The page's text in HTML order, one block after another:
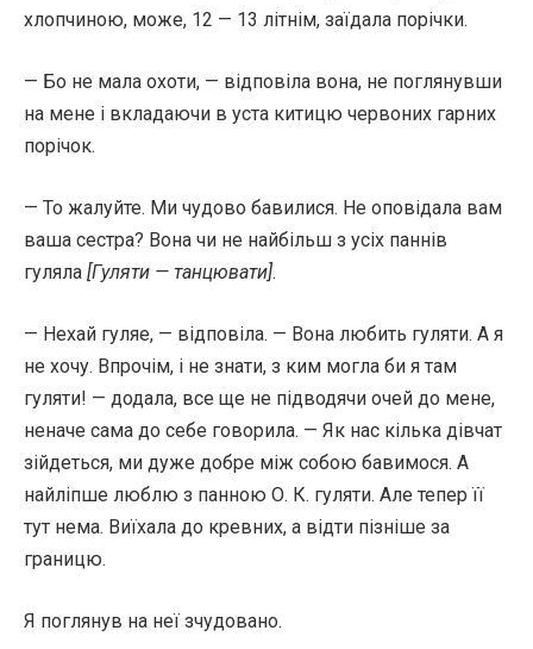
хлопчиною, може, 12 — 13 літнім, заїдала порічки.
— Бо не мала охоти, — відповіла вона, не поглянувши
на мене і вкладаючи в уста китицю червоних гарних
порічок.
— То жалуйте. Ми чудово бавилися. Не оповідала вам
ваша сестра? Вона чи не найбільш з усіх паннів
гуляла [Гуляти — танцювати].
— Нехай гуляе, — відповіла. — Вона любить гуляти. А я
не хочу. Впрочім, і не знати, з ким могла би я там
гуляти! — додала, все ще не підводячи очей до мене,
неначе сама до себе говорила. — Як нас кілька дівчат
зійдеться, ми дуже добре між собою бавимося. А
найліпше люблю з панною О. К. гуляти. Але тепер її
тут нема. Виїхала до кревних, а відти пізніше за
границю.
Я поглянув на неї зчудовано.